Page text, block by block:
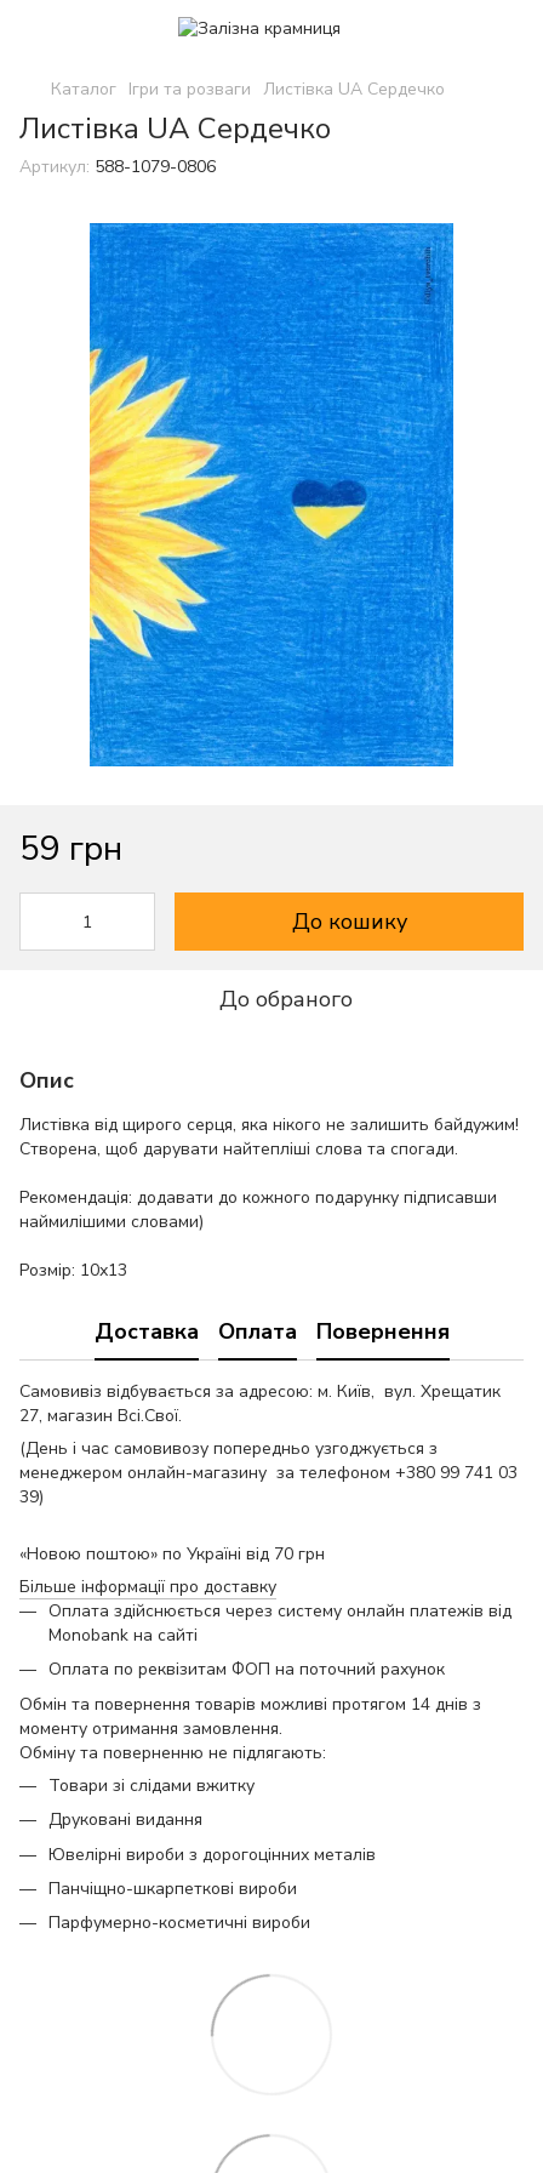
Каталог Ігри та розваги Листівка UA Сердечко
Листівка UA Сердечко
Артикул: 588-1079-0806
59 грн
До кошику
До обраного
Опис
Листівка від щирого серця, яка нікого не залишить байдужим!
Створена, щоб дарувати найтепліші слова та спогади.
Рекомендація: додавати до кожного подарунку підписавши
наймилішими словами)
Розмір: 10х13
Доставка Оплата Повернення
Самовивіз відбувається за адресою: м. Київ, вул. Хрещатик
27, магазин Всі.Свої.
(День і час самовивозу попередньо узгоджується з
менеджером онлайн-магазину за телефоном +380 99 741 03
39)
«Новою поштою» по Україні від 70 грн
Більше інформації про доставку
Оплата здійснюється через систему онлайн платежів від
Monobank на сайті
Оплата по реквізитам ФОП на поточний рахунок
Обмін та повернення товарів можливі протягом 14 днів з
моменту отримання замовлення.
Обміну та поверненню не підлягають:
Товари зі слідами вжитку
Друковані видання
Ювелірні вироби з дорогоцінних металів
Панчіщно-шкарпеткові вироби
Парфумерно-косметичні вироби